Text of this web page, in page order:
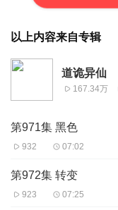
以上内容来自专辑
道诡异仙
167.34万
第971集 黑色
932 07:02
第972集 转变
923 07:25